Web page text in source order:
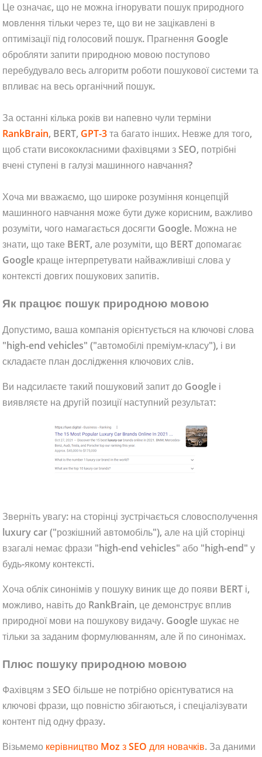
Це означає, що не можна ігнорувати пошук природного
мовлення тільки через те, що ви не зацікавлені в
оптимізації під голосовий пошук. Прагнення Google
обробляти запити природною мовою поступово
перебудувало весь алгоритм роботи пошукової системи та
впливає на весь органічний пошук.
За останні кілька років ви напевно чули терміни
RankBrain, BERT, GPT-3та багато інших. Невже для того,
щоб стати висококласними фахівцями з SEO, потрібні
вчені ступені в галузі машинного навчання?
Хоча ми вважаємо, що широке розуміння концепцій
машинного навчання може бути дуже корисним, важливо
розуміти, чого намагається досягти Google. Можна не
знати, що таке BERT, але розуміти, що BERT допомагає
Google краще інтерпретувати найважливіші слова у
контексті довгих пошукових запитів.
Як працює пошук природною мовою
Допустимо, ваша компанія орієнтується на ключові слова
"high-end vehicles" ("автомобілі преміум-класу"), і ви
складаєте план дослідження ключових слів.
Ви надсилаєте такий пошуковий запит до Google і
виявляєте на другій позиції наступний результат:
Зверніть увагу: на сторінці зустрічається словосполучення
luxury car ("розкішний автомобіль"), але на цій сторінці
взагалі немає фрази "high-end vehicles" або "high-end" у
будь-якому контексті.
Хоча облік синонімів у пошуку виник ще до появи BERT і,
можливо, навіть до RankBrain, це демонструє вплив
природної мови на пошукову видачу. Google шукає не
тільки за заданим формулюванням, але й по синонімах.
Плюс пошуку природною мовою
Фахівцям з SEO більше не потрібно орієнтуватися на
ключові фрази, що повністю збігаються, і спеціалізувати
контент під одну фразу.
Візьмемо керівництво Moz з SEO для новачків. За даними